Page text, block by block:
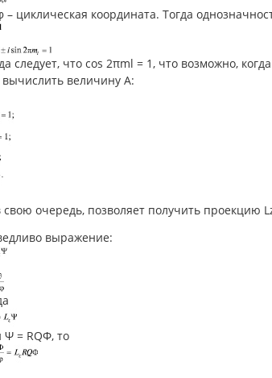
– циклическая координата. Тогда
следует, что cos 2πml = 1, что возможно,
вычислить величину A:
свою очередь, позволяет получить проекцию
выражение:
Ψ = RQΦ, то